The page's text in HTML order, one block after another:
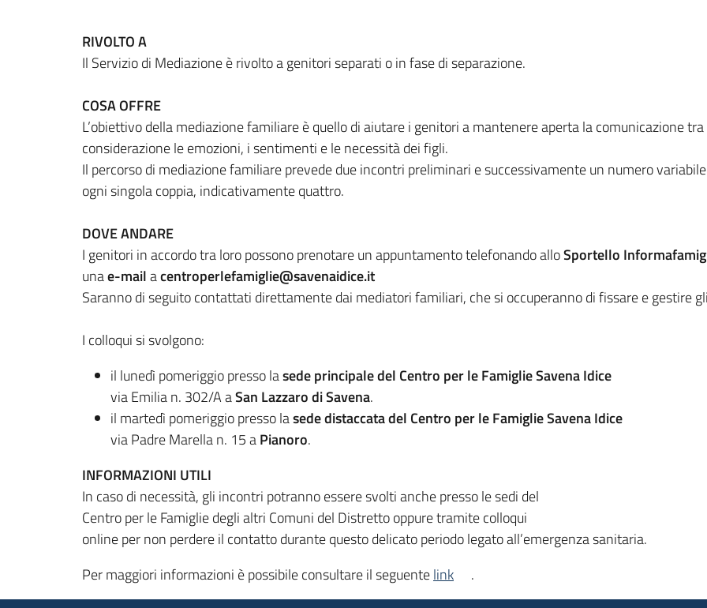
RIVOLTO A
Il Servizio di Mediazione è rivolto a genitori separati o in fase di separazione.
COSA OFFRE
L’obiettivo della mediazione familiare è quello di aiutare i genitori a mantenere aperta la comunicazione
considerazione le emozioni, i sentimenti e le necessità dei figli.
Il percorso di mediazione familiare prevede due incontri preliminari e successivamente un numero
ogni singola coppia, indicativamente quattro.
DOVE ANDARE
I genitori in accordo tra loro possono prenotare un appuntamento telefonando alloSportello
unae-mailacentroperlefamiglie@savenaidice.it
Saranno di seguito contattati direttamente dai mediatori familiari, che si occuperanno di fissare e gestire
I colloqui si svolgono:
il lunedì pomeriggio presso lasede principale del Centro per le Famiglie Savena Idice
via Emilia n. 302/A aSan Lazzaro di Savena.
il martedì pomeriggio presso lasede distaccata del Centro per le Famiglie Savena Idice
via Padre Marella n. 15 aPianoro.
INFORMAZIONI UTILI
In caso di necessità, gli incontri potranno essere svolti anche presso le sedi del
Centro per le Famiglie degli altri Comuni del Distretto oppure tramite colloqui
online per non perdere il contatto durante questo delicato periodo legato all’emergenza sanitaria.
Per maggiori informazioni è possibile consultare il seguentelink .